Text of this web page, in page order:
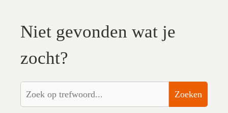
Niet gevonden wat je
zocht?
Zoeken